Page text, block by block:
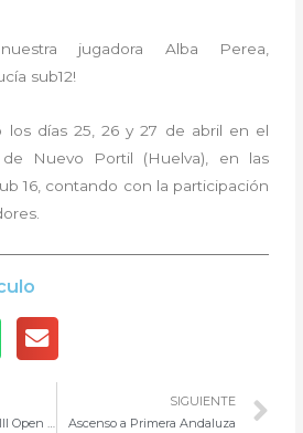
jugadora Alba Perea,
sub12!
los días 25, 26 y 27 de abril en el
de Nuevo Portil (Huelva), en las
16, contando con la participación
Éxito rotundo en el VIII Open Femenino de Ajedrez de Casabermeja
SIGUIENTE
Ascenso a Primera Andaluza